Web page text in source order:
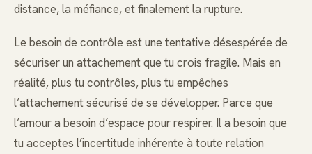
distance, la méfiance, et finalement la rupture.
Le besoin de contrôle est une tentative désespérée de
sécuriser un attachement que tu crois fragile. Mais en
réalité, plus tu contrôles, plus tu empêches
l’attachement sécurisé de se développer. Parce que
l’amour a besoin d’espace pour respirer. Il a besoin que
tu acceptes l’incertitude inhérente à toute relation